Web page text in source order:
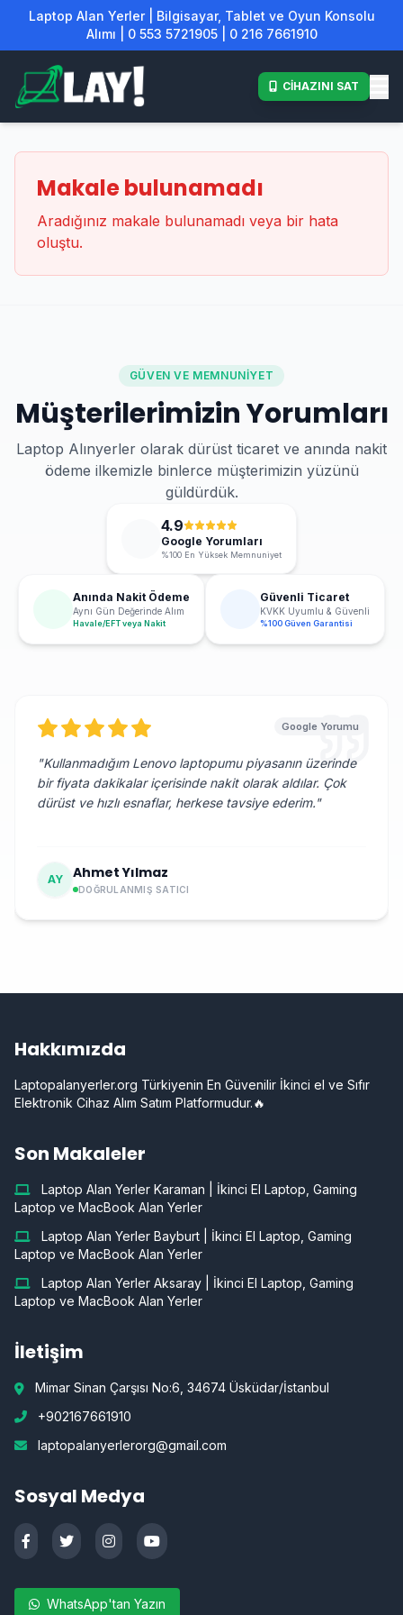
Laptop Alan Yerler | Bilgisayar, Tablet ve Oyun Konsolu
Alımı | 0 553 5721905 | 0 216 7661910
CİHAZINI SAT
Makale bulunamadı
Aradığınız makale bulunamadı veya bir hata
oluştu.
GÜVEN VE MEMNUNIYET
Müşterilerimizin Yorumları
Laptop Alınyerler olarak dürüst ticaret ve anında nakit
ödeme ilkemizle binlerce müşterimizin yüzünü
güldürdük.
4.9
Google Yorumları
%100 En Yüksek Memnuniyet
Anında Nakit Ödeme
Aynı Gün Değerinde Alım
Havale/EFT veya Nakit
Güvenli Ticaret
KVKK Uyumlu & Güvenli
%100 Güven Garantisi
Google Yorumu
"Kullanmadığım Lenovo laptopumu piyasanın üzerinde
bir fiyata dakikalar içerisinde nakit olarak aldılar. Çok
dürüst ve hızlı esnaflar, herkese tavsiye ederim."
AY Ahmet Yılmaz
DOĞRULANMIŞ SATICI
Hakkımızda
Laptopalanyerler.org Türkiyenin En Güvenilir İkinci el ve Sıfır
Elektronik Cihaz Alım Satım Platformudur.🔥
Son Makaleler
Laptop Alan Yerler Karaman | İkinci El Laptop, Gaming
Laptop ve MacBook Alan Yerler
Laptop Alan Yerler Bayburt | İkinci El Laptop, Gaming
Laptop ve MacBook Alan Yerler
Laptop Alan Yerler Aksaray | İkinci El Laptop, Gaming
Laptop ve MacBook Alan Yerler
İletişim
Mimar Sinan Çarşısı No:6, 34674 Üsküdar/İstanbul
+902167661910
laptopalanyerlerorg@gmail.com
Sosyal Medya
WhatsApp'tan Yazın